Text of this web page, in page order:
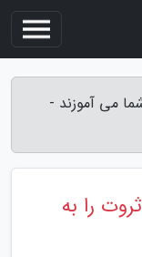
می آموزند -
را به